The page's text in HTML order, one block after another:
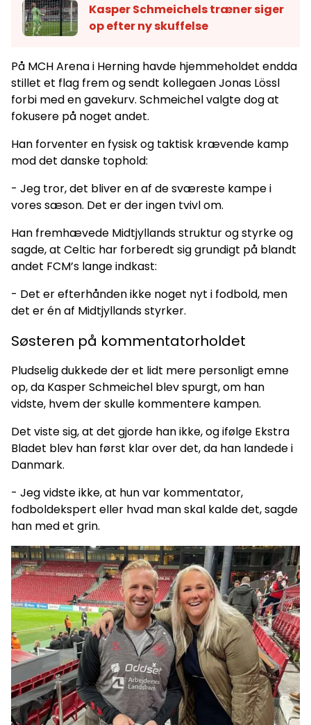
Kasper Schmeichels træner siger
op efter ny skuffelse
På MCH Arena i Herning havde hjemmeholdet endda
stillet et flag frem og sendt kollegaen Jonas Lössl
forbi med en gavekurv. Schmeichel valgte dog at
fokusere på noget andet.
Han forventer en fysisk og taktisk krævende kamp
mod det danske tophold:
- Jeg tror, det bliver en af de sværeste kampe i
vores sæson. Det er der ingen tvivl om.
Han fremhævede Midtjyllands struktur og styrke og
sagde, at Celtic har forberedt sig grundigt på blandt
andet FCM’s lange indkast:
- Det er efterhånden ikke noget nyt i fodbold, men
det er én af Midtjyllands styrker.
Søsteren på kommentatorholdet
Pludselig dukkede der et lidt mere personligt emne
op, da Kasper Schmeichel blev spurgt, om han
vidste, hvem der skulle kommentere kampen.
Det viste sig, at det gjorde han ikke, og ifølge Ekstra
Bladet blev han først klar over det, da han landede i
Danmark.
- Jeg vidste ikke, at hun var kommentator,
fodboldekspert eller hvad man skal kalde det, sagde
han med et grin.